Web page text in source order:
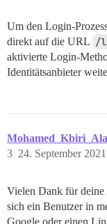
Um den Login-
direkt auf die URL /
aktivierte Login-
Identitätsanbieter
24. September
3
Vielen Dank für deine
sich ein Benutzer in
Google oder einen